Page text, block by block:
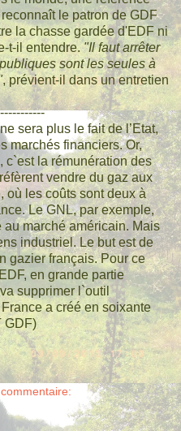
reconnaît le patron de GDF
la chasse gardée d'EDF ni
t-il entendre."Il faut arrêter
sont les seules à
, prévient-il dans un entretien
sera plus le fait de l’Etat,
marchés financiers. Or,
c`est la rémunération des
vendre du gaz aux
où les coûts sont deux à
Le GNL, par exemple,
marché américain. Mais
industriel. Le but est de
gazier français. Pour ce
en grande partie
supprimer l`outil
a créé en soixante
GDF)